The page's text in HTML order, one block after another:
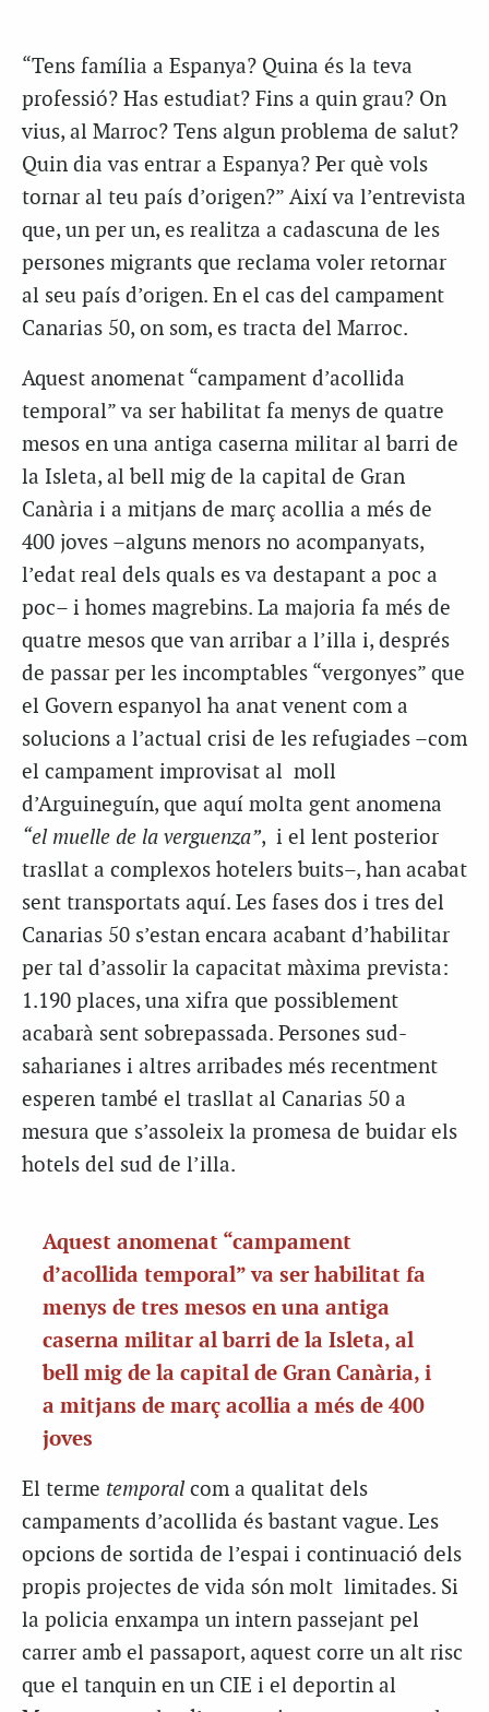
“Tens família a Espanya? Quina és la teva
professió? Has estudiat? Fins a quin grau? On
vius, al Marroc? Tens algun problema de salut?
Quin dia vas entrar a Espanya? Per què vols
tornar al teu país d’origen?” Així va l’entrevista
que, un per un, es realitza a cadascuna de les
persones migrants que reclama voler retornar
al seu país d’origen. En el cas del campament
Canarias 50, on som, es tracta del Marroc.
Aquest anomenat “campament d’acollida
temporal” va ser habilitat fa menys de quatre
mesos en una antiga caserna militar al barri de
la Isleta, al bell mig de la capital de Gran
Canària i a mitjans de març acollia a més de
400 joves –alguns menors no acompanyats,
l’edat real dels quals es va destapant a poc a
poc– i homes magrebins. La majoria fa més de
quatre mesos que van arribar a l’illa i, després
de passar per les incomptables “vergonyes” que
el Govern espanyol ha anat venent com a
solucions a l’actual crisi de les refugiades –com
el campament improvisat al moll
d’Arguineguín, que aquí molta gent anomena
“el muelle de la verguenza”, i el lent posterior
trasllat a complexos hotelers buits–, han acabat
sent transportats aquí. Les fases dos i tres del
Canarias 50 s’estan encara acabant d’habilitar
per tal d’assolir la capacitat màxima prevista:
1.190 places, una xifra que possiblement
acabarà sent sobrepassada. Persones sud-
saharianes i altres arribades més recentment
esperen també el trasllat al Canarias 50 a
mesura que s’assoleix la promesa de buidar els
hotels del sud de l’illa.
Aquest anomenat “campament
d’acollida temporal” va ser habilitat fa
menys de tres mesos en una antiga
caserna militar al barri de la Isleta, al
bell mig de la capital de Gran Canària, i
a mitjans de març acollia a més de 400
joves
El terme temporal com a qualitat dels
campaments d’acollida és bastant vague. Les
opcions de sortida de l’espai i continuació dels
propis projectes de vida són molt limitades. Si
la policia enxampa un intern passejant pel
carrer amb el passaport, aquest corre un alt risc
que el tanquin en un CIE i el deportin al